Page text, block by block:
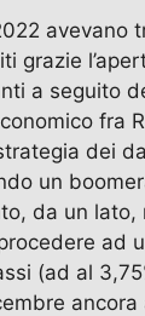
avevano
grazie
a seguito
fra
dei
un
da un lato,
ad
(ad al
ancora